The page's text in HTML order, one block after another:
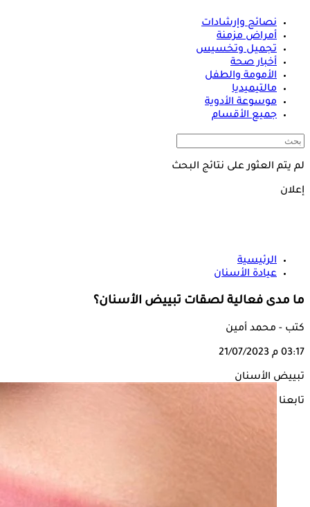
نصائح وإرشادات
أمراض مزمنة
تجميل وتخسيس
أخبار صحة
الأمومة والطفل
مالتيميديا
موسوعة الأدوية
جميع الأقسام
لم يتم العثور على نتائج البحث
إعلان
الرئيسية
عيادة الأسنان
ما مدى فعالية لصقات تبييض الأسنان؟
كتب - محمد أمين
03:17 م 21/07/2023
تبييض الأسنان
تابعنا على